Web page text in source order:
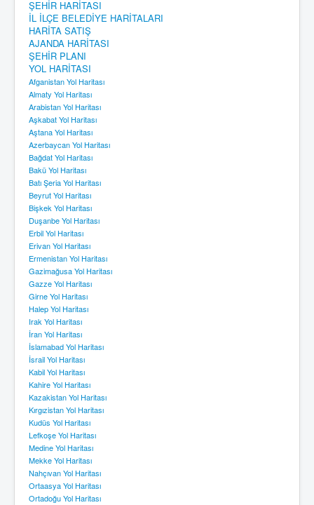
ŞEHİR HARİTASI
İL İLÇE BELEDİYE HARİTALARI
HARİTA SATIŞ
AJANDA HARİTASI
ŞEHİR PLANI
YOL HARİTASI
Afganistan Yol Haritası
Almaty Yol Haritası
Arabistan Yol Haritası
Aşkabat Yol Haritası
Aştana Yol Haritası
Azerbaycan Yol Haritası
Bağdat Yol Haritası
Bakü Yol Haritası
Batı Şeria Yol Haritası
Beyrut Yol Haritası
Bişkek Yol Haritası
Duşanbe Yol Haritası
Erbil Yol Haritası
Erivan Yol Haritası
Ermenistan Yol Haritası
Gazimağusa Yol Haritası
Gazze Yol Haritası
Girne Yol Haritası
Halep Yol Haritası
Irak Yol Haritası
İran Yol Haritası
İslamabad Yol Haritası
İsrail Yol Haritası
Kabil Yol Haritası
Kahire Yol Haritası
Kazakistan Yol Haritası
Kırgızistan Yol Haritası
Kudüs Yol Haritası
Lefkoşe Yol Haritası
Medine Yol Haritası
Mekke Yol Haritası
Nahçıvan Yol Haritası
Ortaasya Yol Haritası
Ortadoğu Yol Haritası